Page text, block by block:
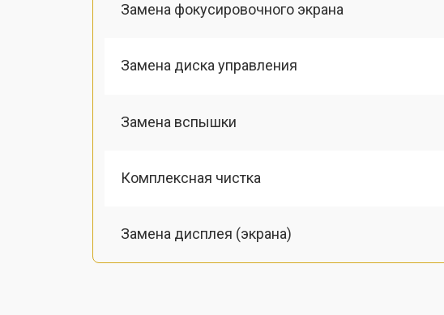
Замена фокусировочного экрана
Замена диска управления
Замена вспышки
Комплексная чистка
Замена дисплея (экрана)